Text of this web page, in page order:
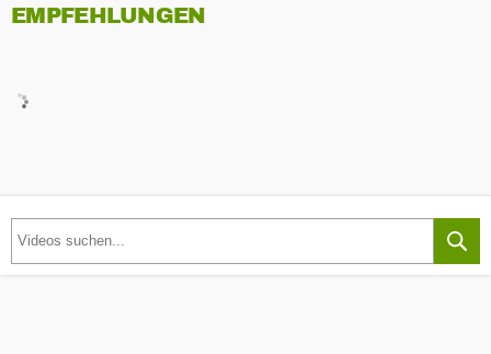
EMPFEHLUNGEN